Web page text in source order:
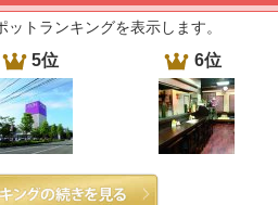
トランキングを表示します。
5位 6位